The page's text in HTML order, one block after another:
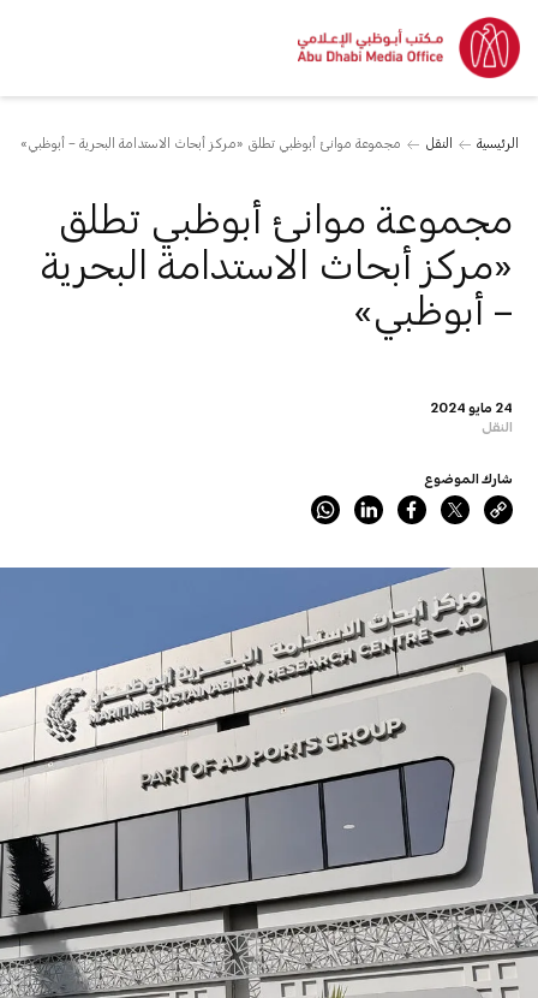
الرئيسية النقل مجموعة موانئ أبوظبي تطلق «مركز أبحاث الاستدامة البحرية – أبوظبي»
24 مايو 2024
النقل
مجموعة موانئ أبوظبي تطلق
«مركز أبحاث الاستدامة البحرية
– أبوظبي»
شارك الموضوع